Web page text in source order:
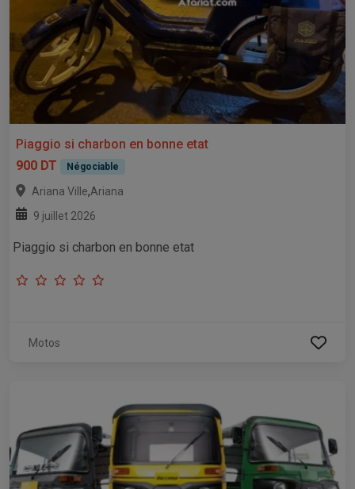
Piaggio si charbon en bonne etat
900 DT
Négociable
Ariana Ville,Ariana
9 juillet 2026
Piaggio si charbon en bonne etat
Motos